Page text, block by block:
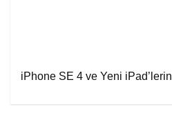
iPhone SE 4 ve Yeni